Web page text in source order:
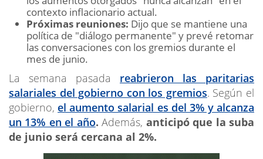
contexto inflacionario actual.
Próximas reuniones: Dijo que se mantiene una
política de "diálogo permanente" y prevé retomar
las conversaciones con los gremios durante el
mes de junio.
La semana pasada reabrieron las paritarias
salariales del gobierno con los gremios. Según el
gobierno, el aumento salarial es del 3% y alcanza
un 13% en el año.Además, anticipó que la suba
de junio será cercana al 2%.